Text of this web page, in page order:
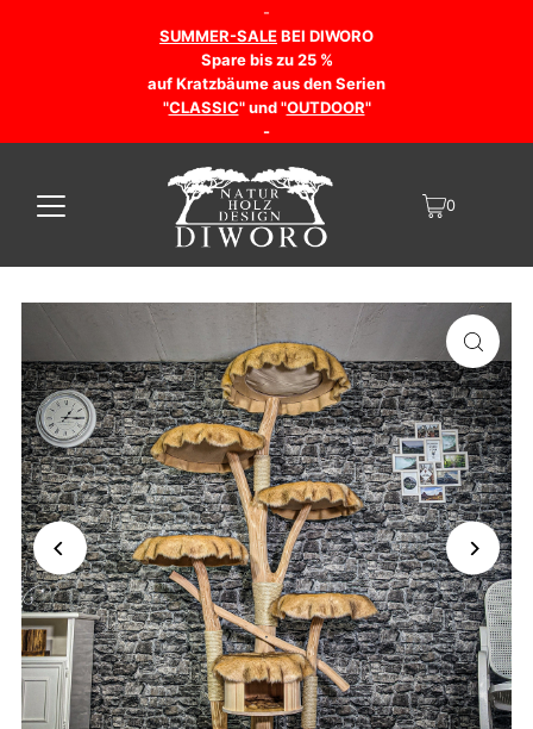
-
SUMMER-SALEBEI DIWORO
Spare bis zu 25 %
auf Kratzbäume aus den Serien
"CLASSIC" und "OUTDOOR"
-
0